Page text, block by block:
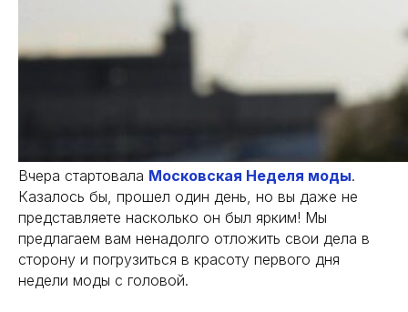
Вчера стартовала Московская Неделя моды.
Казалось бы, прошел один день, но вы даже не
представляете насколько он был ярким! Мы
предлагаем вам ненадолго отложить свои дела в
сторону и погрузиться в красоту первого дня
недели моды с головой.